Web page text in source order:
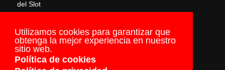
Utilizamos cookies para garantizar que
obtenga la mejor experiencia en nuestro
sitio web.
Política de cookies
del Slot
Servicio de pago seguro online
Envios a todo el mundo